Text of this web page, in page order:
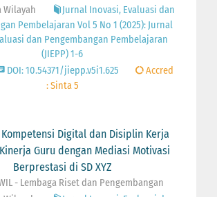
Wilayah
Jurnal Inovasi, Evaluasi dan
Pembelajaran Vol 5 No 1 (2025): Jurnal
dan Pengembangan Pembelajaran
(JIEPP) 1-6
DOI: 10.54371/jiepp.v5i1.625
Accred
: Sinta 5
Digital dan Disiplin Kerja
Guru dengan Mediasi Motivasi
Berprestasi di SD XYZ
- Lembaga Riset dan Pengembangan